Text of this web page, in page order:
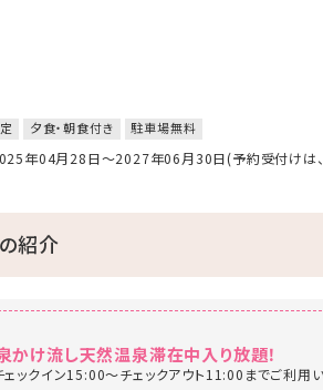
夕食・朝食付き 駐車場無料
年04月28日～2027年06月30日(予約受付けは
紹介
かけ流し天然温泉滞在中入り放題！
ックイン15:00～チェックアウト11:00までご利用い